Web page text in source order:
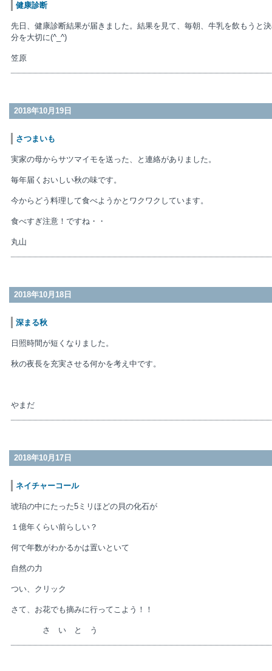
健康診断
先日、健康診断結果が届きました。結果を見て、毎朝、牛乳を飲もうと
分を大切に(^_^)
笠原
2018年10月19日
さつまいも
実家の母からサツマイモを送った、と連絡がありました。
毎年届くおいしい秋の味です。
今からどう料理して食べようかとワクワクしています。
食べすぎ注意！ですね・・
丸山
2018年10月18日
深まる秋
日照時間が短くなりました。
秋の夜長を充実させる何かを考え中です。
やまだ
2018年10月17日
ネイチャーコール
琥珀の中にたった5ミリほどの貝の化石が
１億年くらい前らしい？
何で年数がわかるかは置いといて
自然の力
つい、クリック
さて、お花でも摘みに行ってこよう！！
さ い と う